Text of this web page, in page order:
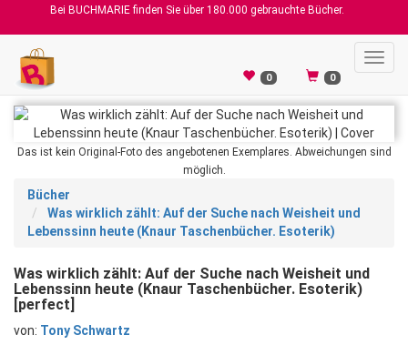
Bei BUCHMARIE finden Sie über 180.000 gebrauchte Bücher.
0 0
Das ist kein Original-Foto des angebotenen Exemplares. Abweichungen sind
möglich.
Bücher
Was wirklich zählt: Auf der Suche nach Weisheit und
Lebenssinn heute (Knaur Taschenbücher. Esoterik)
Was wirklich zählt: Auf der Suche nach Weisheit und
Lebenssinn heute (Knaur Taschenbücher. Esoterik)
[perfect]
von: Tony Schwartz